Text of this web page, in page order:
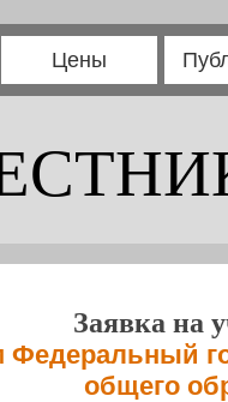
Цены
Заявка на
Федеральный
общего